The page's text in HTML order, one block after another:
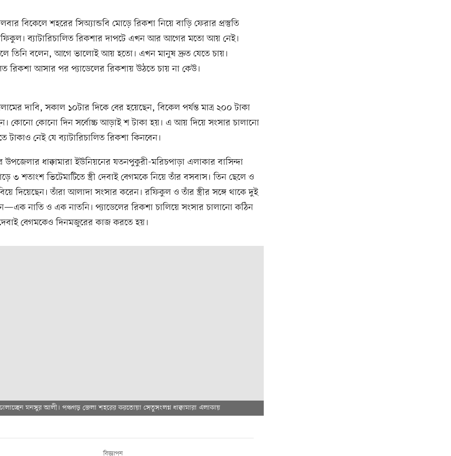
বিকেলে শহরের সিঅ্যান্ডবি মোড়ে রিকশা নিয়ে বাড়ি ফেরার প্রস্তুতি
ব্যাটারিচালিত রিকশার দাপটে এখন আর আগের মতো আয় নেই।
তিনি বলেন, আগে ভালোই আয় হতো। এখন মানুষ দ্রুত যেতে চায়।
রিকশা আসার পর প্যাডেলের রিকশায় উঠতে চায় না কেউ।
দাবি, সকাল ১০টার দিকে বের হয়েছেন, বিকেল পর্যন্ত মাত্র ২০০ টাকা
কোনো কোনো দিন সর্বোচ্চ আড়াই শ টাকা হয়। এ আয় দিয়ে সংসার চালানো
টাকাও নেই যে ব্যাটারিচালিত রিকশা কিনবেন।
ধাক্কামারা ইউনিয়নের যতনপুকুরী-মরিচপাড়া এলাকার বাসিন্দা
৩ শতাংশ ভিটেমাটিতে স্ত্রী দেবাই বেগমকে নিয়ে তাঁর বসবাস। তিন ছেলে ও
দিয়েছেন। তাঁরা আলাদা সংসার করেন। রফিকুল ও তাঁর স্ত্রীর সঙ্গে থাকে দুই
নাতি ও এক নাতনি। প্যাডেলের রিকশা চালিয়ে সংসার চালানো কঠিন
বেগমকেও দিনমজুরের কাজ করতে হয়।
মনসুর আলী। পঞ্চগড় জেলা শহরের করতোয়া সেতুসংলগ্ন ধাক্কামারা এলাকায়
বিজ্ঞাপন